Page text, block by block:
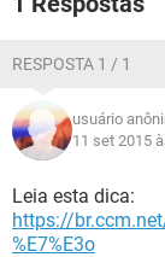
RESPOSTA 1 / 1
usuário
11 set 2015
Leia esta dica:
https://
%E7%E3o